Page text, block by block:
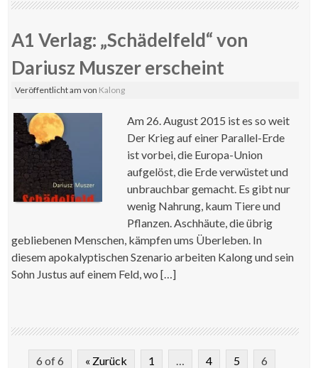
A1 Verlag: „Schädelfeld“ von
Dariusz Muszer erscheint
Veröffentlicht amvon Kalong
Am 26. August 2015 ist es so weit
Der Krieg auf einer Parallel-Erde
ist vorbei, die Europa-Union
aufgelöst, die Erde verwüstet und
unbrauchbar gemacht. Es gibt nur
wenig Nahrung, kaum Tiere und
Pflanzen. Aschhäute, die übrig
gebliebenen Menschen, kämpfen ums Überleben. In
diesem apokalyptischen Szenario arbeiten Kalong und sein
Sohn Justus auf einem Feld, wo […]
6 of 6 « Zurück 1 … 4 5 6